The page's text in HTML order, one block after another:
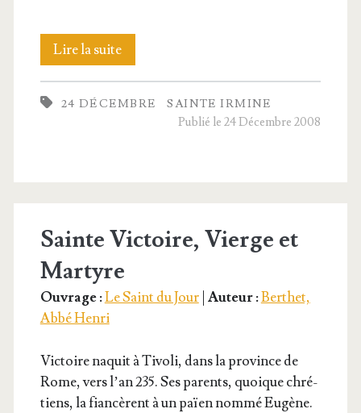
Lire la suiteSainte
Irmine,
Vierge
24 DÉCEMBRE
SAINTE IRMINE
Publié le 24 Décembre 2008
Sainte Victoire, Vierge et
Martyre
Ouvrage :Le Saint du Jour| Auteur :Berthet,
Abbé Henri
Vic­toire naquit à Tivo­li, dans la pro­vince de
Rome, vers l’an 235. Ses parents, quoique chré­
tiens, la fian­cèrent à un païen nom­mé Eugène.